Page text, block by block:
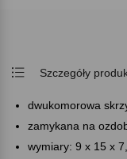
Szczegóły
dwukomorowa
zamykana na
wymiary: 9 x 15 x